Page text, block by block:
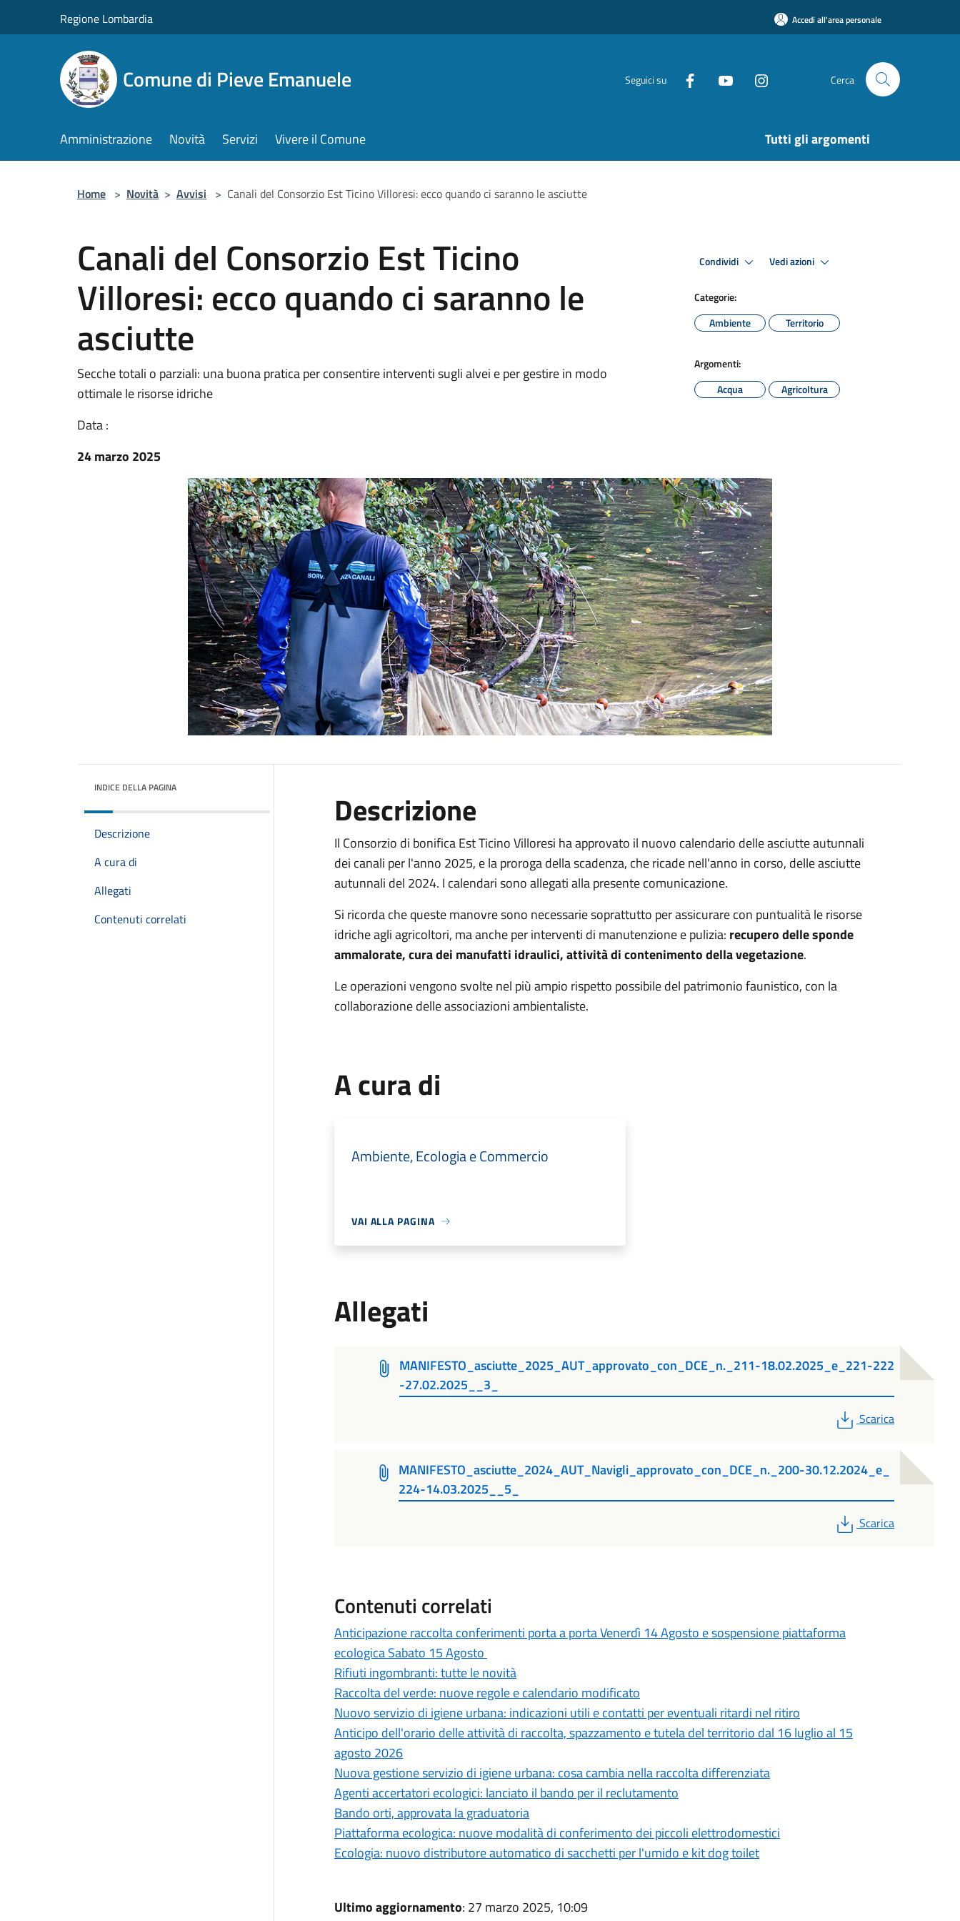
Regione Lombardia Accedi all'area personale
Comune di Pieve Emanuele Seguici su Cerca
Amministrazione Novità Servizi Vivere il Comune Tutti gli argomenti
Home > Novità > Avvisi > Canali del Consorzio Est Ticino Villoresi: ecco quando ci saranno le asciutte
Canali del Consorzio Est Ticino
Villoresi: ecco quando ci saranno le
asciutte
Secche totali o parziali: una buona pratica per consentire interventi sugli alvei e per gestire in modo
ottimale le risorse idriche
Data :
24 marzo 2025
Condividi Vedi azioni
Categorie:
Ambiente
Territorio
Argomenti:
Acqua
Agricoltura
INDICE DELLA PAGINA
Descrizione
A cura di
Allegati
Contenuti correlati
Descrizione
Il Consorzio di bonifica Est Ticino Villoresi ha approvato il nuovo calendario delle asciutte autunnali
dei canali per l'anno 2025, e la proroga della scadenza, che ricade nell'anno in corso, delle asciutte
autunnali del 2024. I calendari sono allegati alla presente comunicazione.
Si ricorda che queste manovre sono necessarie soprattutto per assicurare con puntualità le risorse
idriche agli agricoltori, ma anche per interventi di manutenzione e pulizia: recupero delle sponde
ammalorate, cura dei manufatti idraulici, attività di contenimento della vegetazione.
Le operazioni vengono svolte nel più ampio rispetto possibile del patrimonio faunistico, con la
collaborazione delle associazioni ambientaliste.
A cura di
Ambiente, Ecologia e Commercio
VAI ALLA PAGINA
Allegati
MANIFESTO_asciutte_2025_AUT_approvato_con_DCE_n._211-18.02.2025_e_221-222
-27.02.2025__3_
PDF
Scarica
MANIFESTO_asciutte_2024_AUT_Navigli_approvato_con_DCE_n._200-30.12.2024_e_
224-14.03.2025__5_
PDF
Scarica
Contenuti correlati
Anticipazione raccolta conferimenti porta a porta Venerdì 14 Agosto e sospensione piattaforma
ecologica Sabato 15 Agosto
Rifiuti ingombranti: tutte le novità
Raccolta del verde: nuove regole e calendario modificato
Nuovo servizio di igiene urbana: indicazioni utili e contatti per eventuali ritardi nel ritiro
Anticipo dell'orario delle attività di raccolta, spazzamento e tutela del territorio dal 16 luglio al 15
agosto 2026
Nuova gestione servizio di igiene urbana: cosa cambia nella raccolta differenziata
Agenti accertatori ecologici: lanciato il bando per il reclutamento
Bando orti, approvata la graduatoria
Piattaforma ecologica: nuove modalità di conferimento dei piccoli elettrodomestici
Ecologia: nuovo distributore automatico di sacchetti per l'umido e kit dog toilet
Ultimo aggiornamento: 27 marzo 2025, 10:09